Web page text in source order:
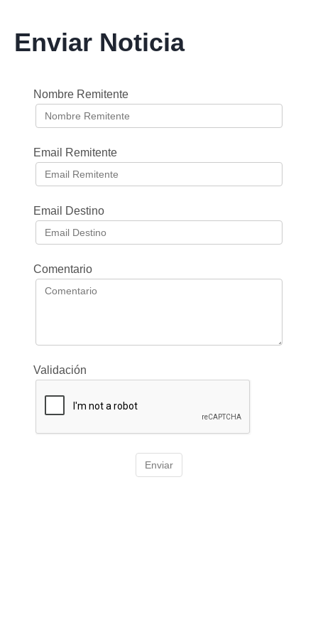
Enviar Noticia
Nombre Remitente
Email Remitente
Email Destino
Comentario
Validación